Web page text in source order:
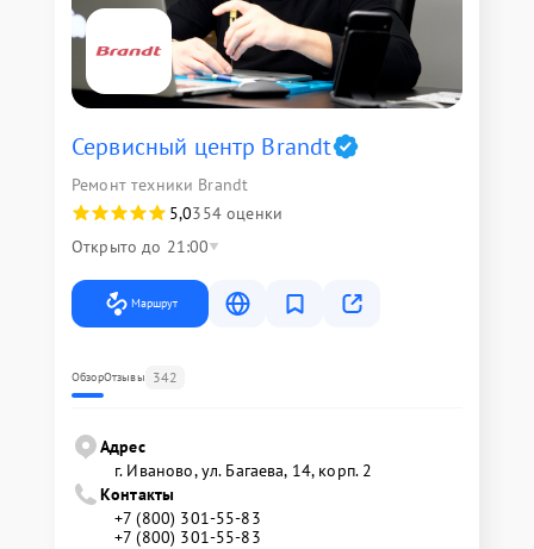
Сервисный центр Brandt
Ремонт техники Brandt
5,0354 оценки
Открыто до 21:00
Маршрут
ОбзорОтзывы 342
Адрес
г. Иваново, ул. Багаева, 14, корп. 2
Контакты
+7 (800) 301-55-83
+7 (800) 301-55-83